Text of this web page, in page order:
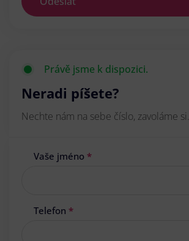
Právě jsme k dispozici.
Neradi píšete?
Nechte nám na sebe číslo, zavoláme si.
Vaše jméno *
Telefon *